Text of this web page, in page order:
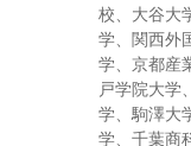
校、大谷大
学、関西外
学、京都産
戸学院大学
学、駒澤大
学、千葉商